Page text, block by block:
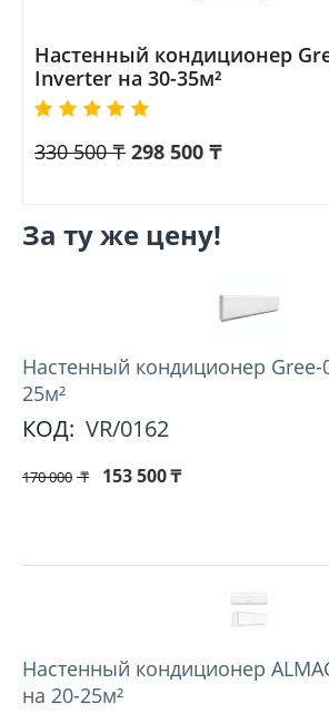
Настенный кондиционер
Inverter на 30-35м²
330 500 ₸ 298 500 ₸
За ту же цену!
Настенный кондиционер Gree-
25м²
КОД: VR/0162
170 000 ₸ 153 500₸
Hастенный кондиционер
на 20-25м²